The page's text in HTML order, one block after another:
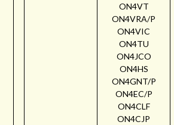
ON4VT
ON4VRA/P
ON4VIC
ON4TU
ON4JCO
ON4HS
ON4GNT/P
ON4EC/P
ON4CLF
ON4CJP